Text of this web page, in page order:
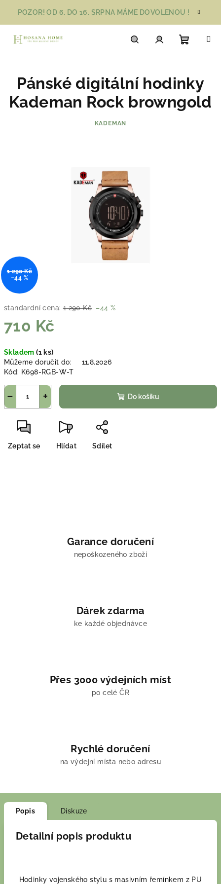
obsah
POZOR! OD 6. DO 16. SRPNA MÁME DOVOLENOU !
košík
standardní cena: 1 290 Kč –44 %
710 Kč
cena:
Skladem(1 ks)
Můžeme doručit do:
11.8.2026
Kód: K698-RGB-W-T
+
− Do košíku
Zeptat se Hlídat Sdílet
Pánské digitální hodinky
Kademan Rock browngold
KADEMAN
1 290 Kč
–44 %
Garance doručení
nepoškozeného zboží
Dárek zdarma
ke každé objednávce
Přes 3000 výdejních míst
po celé ČR
Rychlé doručení
na výdejní místa nebo adresu
Popis Diskuze
Detailní popis produktu
Hodinky vojenského stylu s masivním řemínkem z PU